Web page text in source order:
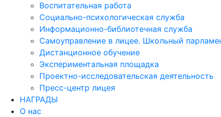
Воспитательная работа
Социально-психологическая служба
Информационно-библиотечная служба
Самоуправление в лицее. Школьный
Дистанционное обучение
Экспериментальная площадка
Проектно-исследовательская деятельность
Пресс-центр лицея
НАГРАДЫ
О нас